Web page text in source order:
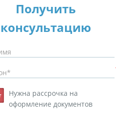
Получить
консультацию
Нужна рассрочка на
оформление документов